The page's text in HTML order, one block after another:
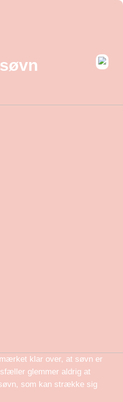
klar over, at søvn er
glemmer aldrig at
som kan strække sig